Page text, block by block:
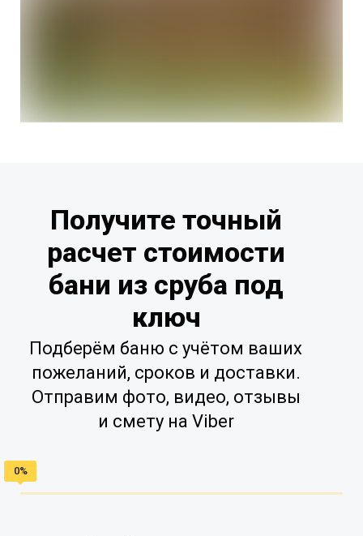
Подберём баню с учётом ваших
пожеланий, сроков и доставки.
Отправим фото, видео, отзывы
и смету на Viber
Получите точный
расчет стоимости
бани из сруба под
ключ